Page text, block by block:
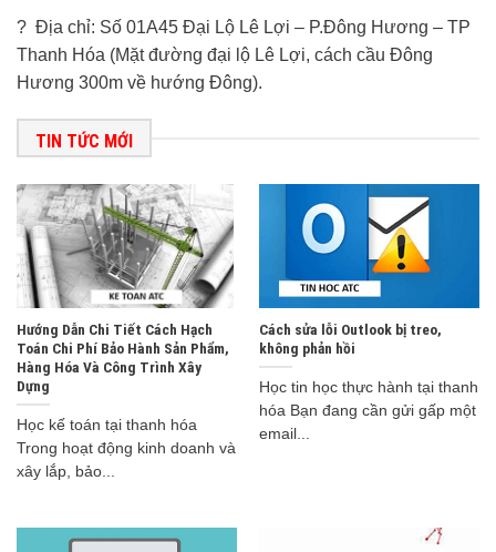
? Địa chỉ: Số 01A45 Đại Lộ Lê Lợi – P.Đông Hương – TP
Thanh Hóa (Mặt đường đại lộ Lê Lợi, cách cầu Đông
Hương 300m về hướng Đông).
TIN TỨC MỚI
Hướng Dẫn Chi Tiết Cách Hạch
Toán Chi Phí Bảo Hành Sản Phẩm,
Hàng Hóa Và Công Trình Xây
Dựng
Học kế toán tại thanh hóa
Trong hoạt động kinh doanh và
xây lắp, bảo...
Cách sửa lỗi Outlook bị treo,
không phản hồi
Học tin học thực hành tại thanh
hóa Bạn đang cần gửi gấp một
email...